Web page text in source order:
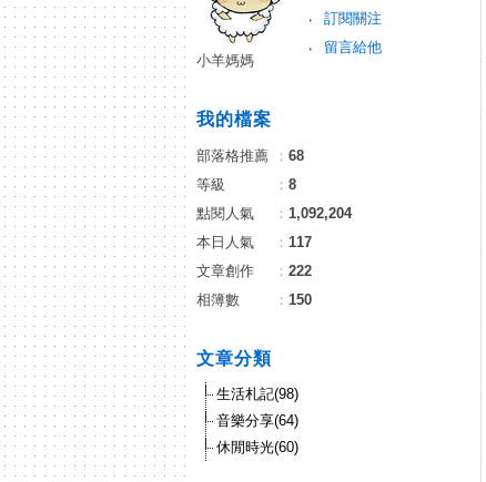
訂閱關注
留言給他
小羊媽媽
我的檔案
部落格推薦 ： 68
等級
： 8
點閱人氣
： 1,092,204
本日人氣
： 117
文章創作
： 222
相簿數
： 150
文章分類
生活札記(98)
音樂分享(64)
休閒時光(60)